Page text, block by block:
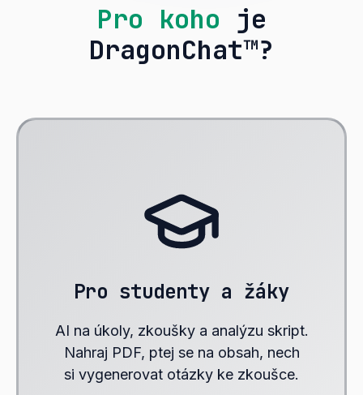
Pro koho je
DragonChat™?
Pro studenty a žáky
AI na úkoly, zkoušky a analýzu skript.
Nahraj PDF, ptej se na obsah, nech
si vygenerovat otázky ke zkoušce.